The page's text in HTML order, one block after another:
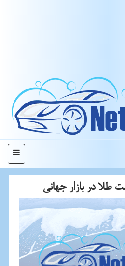
منو
طلا در بازار جهانی